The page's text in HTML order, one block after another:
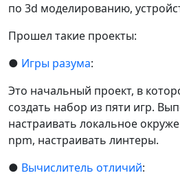
по 3d моделированию,
Прошел такие проекты:
● Игры разума:
Это начальный проект, в
создать набор из пяти игр.
настраивать локальное
npm, настраивать линтеры.
● Вычислитель отличий: